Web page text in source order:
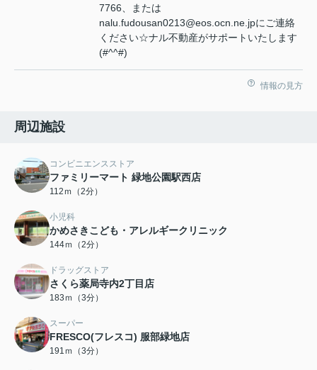
7766、または
nalu.fudousan0213@eos.ocn.ne.jpにご連絡
ください☆ナル不動産がサポートいたします
(#^^#)
情報の見方
周辺施設
コンビニエンスストア
ファミリーマート 緑地公園駅西店
112ｍ（2分）
小児科
かめさきこども・アレルギークリニック
144ｍ（2分）
ドラッグストア
さくら薬局寺内2丁目店
183ｍ（3分）
スーパー
FRESCO(フレスコ) 服部緑地店
191ｍ（3分）